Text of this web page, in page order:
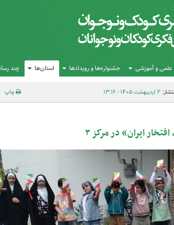
علمی و آموزشی جشنواره‌ها و رویدادها استان‌ها چند
۲ اردیبهشت ۱۴۰۵ - ۱۳:۱۶ چاپ
ایران» در مرکز ۳